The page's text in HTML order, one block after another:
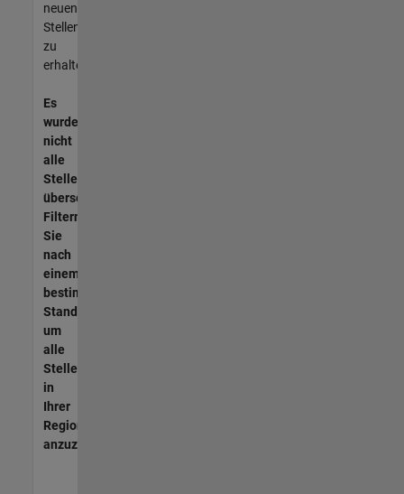
neuen
Stellenangeboten
zu
erhalten.
Es
wurden
nicht
alle
Stellen
übersetzt.
Filtern
Sie
nach
einem
bestimmten
Standort,
um
alle
Stellenangebote
in
Ihrer
Region
anzuzeigen.